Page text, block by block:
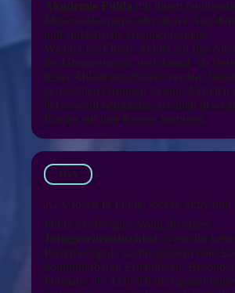
Akademie Fulda mit ihrem
Museumskonzept oder aktive
und spielerische Gruppenformate.
Wichtig für Eltern: Achtet auf das
die Gruppengröße und darauf, ob
fester Ablauf angeboten werden.
gemischten Gruppen ist eine Aktivität
der sowohl neugierige als auch
Kinder auf ihre Kosten kommen.
JGA
JGA-Ideen in Fulda: locker, aktiv und
Fulda ist eine gute Wahl für einen
Junggesellenabschied , wenn ihr
Partymetropole sucht, sondern eine
kombinierbaren Erlebnissen.
Formate, die Aktivität und